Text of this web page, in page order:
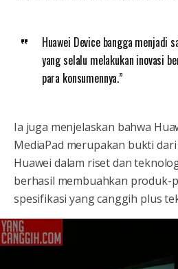
Huawei Device bangga menjadi
yang selalu melakukan inovasi
para konsumennya.”
Ia juga menjelaskan bahwa
MediaPad merupakan bukti
Huawei dalam riset dan
berhasil membuahkan produk-
spesifikasi yang canggih plus